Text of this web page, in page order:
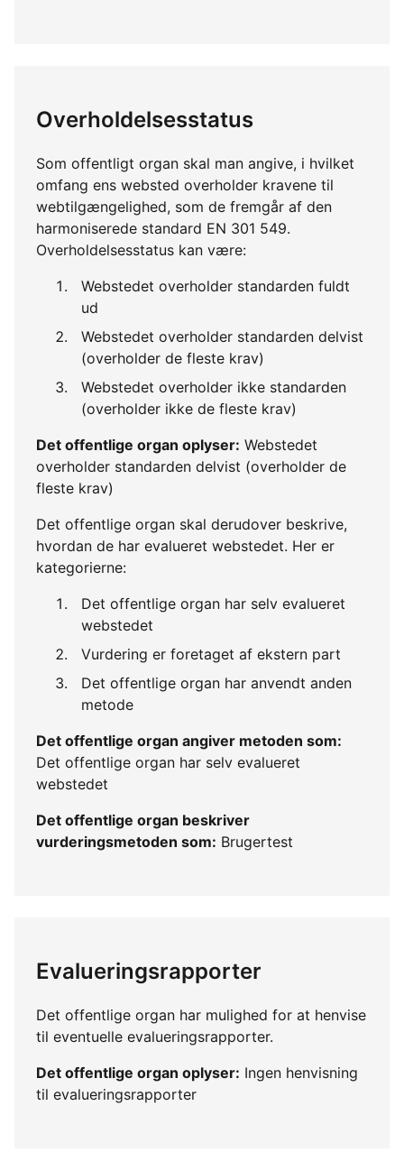
Overholdelsesstatus
Som offentligt organ skal man angive, i hvilket
omfang ens websted overholder kravene til
webtilgængelighed, som de fremgår af den
harmoniserede standard EN 301 549.
Overholdelsesstatus kan være:
Webstedet overholder standarden fuldt
ud
Webstedet overholder standarden delvist
(overholder de fleste krav)
Webstedet overholder ikke standarden
(overholder ikke de fleste krav)
Det offentlige organ oplyser: Webstedet
overholder standarden delvist (overholder de
fleste krav)
Det offentlige organ skal derudover beskrive,
hvordan de har evalueret webstedet. Her er
kategorierne:
Det offentlige organ har selv evalueret
webstedet
Vurdering er foretaget af ekstern part
Det offentlige organ har anvendt anden
metode
Det offentlige organ angiver metoden som:
Det offentlige organ har selv evalueret
webstedet
Det offentlige organ beskriver
vurderingsmetoden som: Brugertest
Evalueringsrapporter
Det offentlige organ har mulighed for at henvise
til eventuelle evalueringsrapporter.
Det offentlige organ oplyser: Ingen henvisning
til evalueringsrapporter